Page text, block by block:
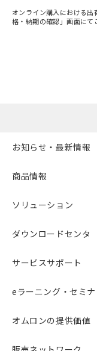
オンライン購入における
格・納期の確認」画面にて
お知らせ・最新情報
商品情報
ソリューション
ダウンロードセンタ
サービスサポート
eラーニング・セミナ
オムロンの提供価値